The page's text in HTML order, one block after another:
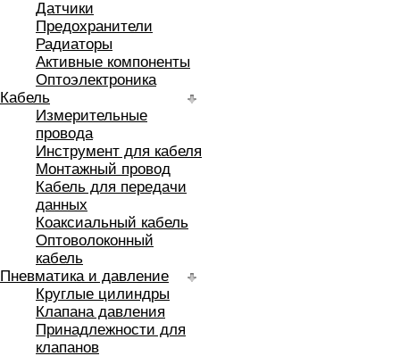
Датчики
Предохранители
Радиаторы
Активные компоненты
Оптоэлектроника
Кабель
Измерительные
провода
Инструмент для кабеля
Монтажный провод
Кабель для передачи
данных
Коаксиальный кабель
Оптоволоконный
кабель
Пневматика и давление
Круглые цилиндры
Клапана давления
Принадлежности для
клапанов